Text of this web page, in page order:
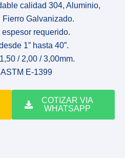
calidad 304, Aluminio,
Galvanizado.
requerido.
1” hasta 40”.
/ 2,00 / 3,00mm.
E-1399
COTIZAR VIA
WHATSAPP